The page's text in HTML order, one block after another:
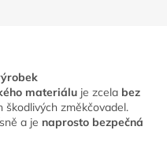
materiálu je zcela bez
škodlivých změkčovadel.
a je naprosto bezpečná